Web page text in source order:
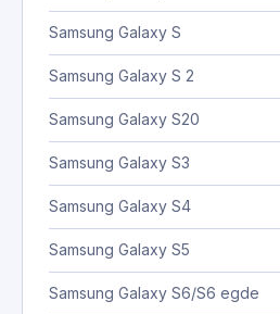
Samsung Galaxy S
Samsung Galaxy S 2
Samsung Galaxy S20
Samsung Galaxy S3
Samsung Galaxy S4
Samsung Galaxy S5
Samsung Galaxy S6/S6 egde